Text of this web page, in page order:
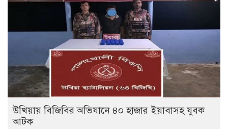
উখিয়ায় বিজিবির অভিযানে ৪০ হাজার ইয়াবাসহ যুবক
আটক